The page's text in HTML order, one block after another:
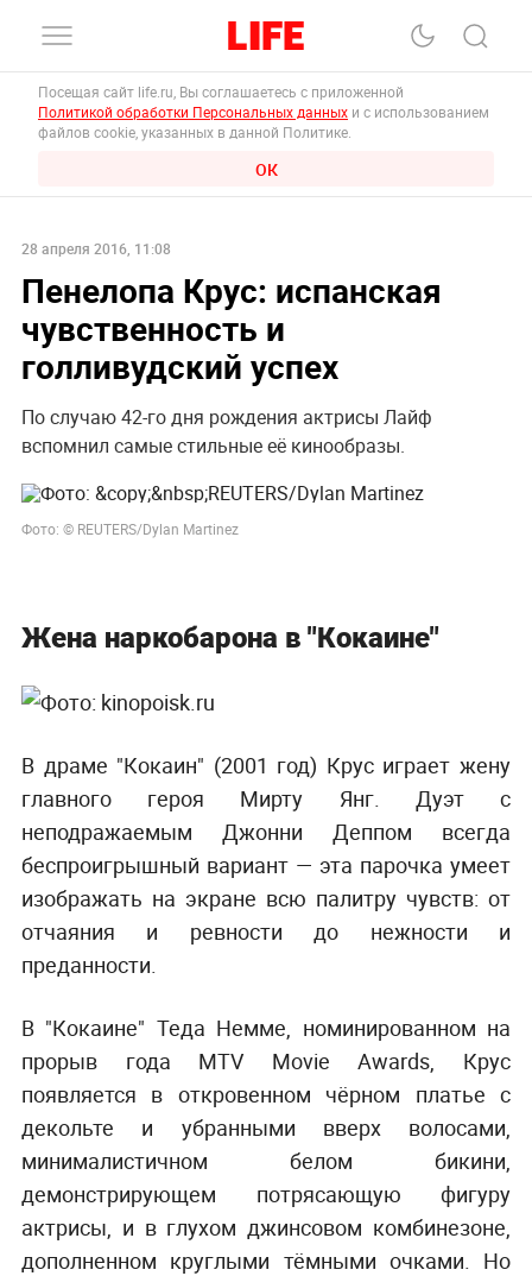
Посещая сайт life.ru, Вы соглашаетесь с приложенной
Политикой обработки Персональных данных и с использованием
файлов cookie, указанных в данной Политике.
ОК
28 апреля 2016, 11:08
Пенелопа Крус: испанская
чувственность и
голливудский успех
По случаю 42-го дня рождения актрисы Лайф
вспомнил самые стильные её кинообразы.
Фото: © REUTERS/Dylan Martinez
Жена наркобарона в "Кокаине"
В драме "Кокаин" (2001 год) Крус играет жену
главного героя Мирту Янг. Дуэт с
неподражаемым Джонни Деппом всегда
беспроигрышный вариант — эта парочка умеет
изображать на экране всю палитру чувств: от
отчаяния и ревности до нежности и
преданности.
В "Кокаине" Теда Немме, номинированном на
прорыв года MTV Movie Awards, Крус
появляется в откровенном чёрном платье с
декольте и убранными вверх волосами,
минималистичном белом бикини,
демонстрирующем потрясающую фигуру
актрисы, и в глухом джинсовом комбинезоне,
дополненном круглыми тёмными очками. Но